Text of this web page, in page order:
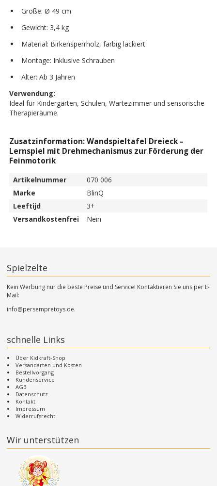
Größe: Ø 49 cm
Gewicht: 3,4 kg
Material: Birkensperrholz, farbig lackiert
Montage: Inklusive Schrauben
Alter: Ab 3 Jahren
Verwendung:
Ideal für Kindergärten, Schulen, Wartezimmer und sensorische
Therapieräume.
Zusatzinformation: Wandspieltafel Dreieck –
Lernspiel mit Drehmechanismus zur Förderung der
Feinmotorik
Artikelnummer
070 006
Marke
BlinQ
Leeftijd
3+
Versandkostenfrei
Nein
Spielzelte
Kein Werbung nur die beste Preise und Service! Kontaktieren Sie uns per E-
Mail:
info@persempretoys.de.
schnelle Links
Über Kidkraft-Shop
Versandarten und Kosten
Bestellvorgang
Kundenservice
AGB
Datenschutz
Kontakt
Impressum
Widerrufsrecht
Wir unterstützen